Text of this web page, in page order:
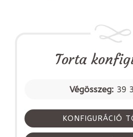
Torta
Végösszeg: 39
KONFIGURÁCIÓ